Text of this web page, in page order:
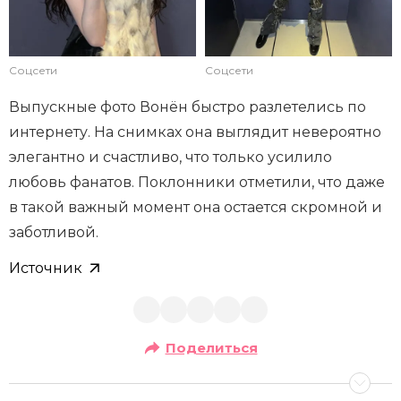
Соцсети Соцсети
Выпускные фото Вонён быстро разлетелись по
интернету. На снимках она выглядит невероятно
элегантно и счастливо, что только усилило
любовь фанатов. Поклонники отметили, что даже
в такой важный момент она остается скромной и
заботливой.
Источник
Поделиться